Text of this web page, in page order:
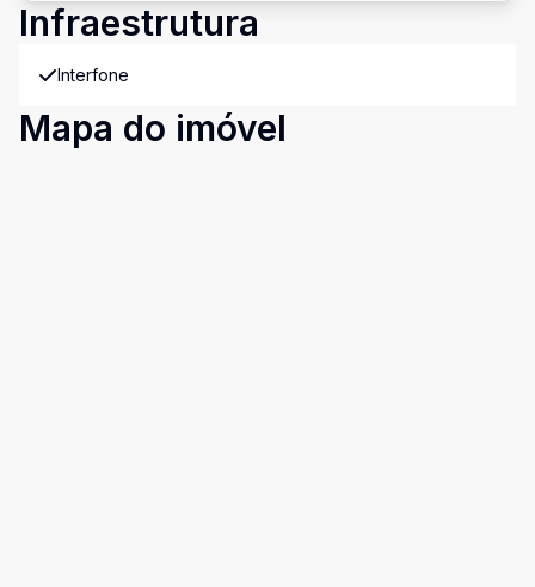
Infraestrutura
Interfone
Mapa do imóvel